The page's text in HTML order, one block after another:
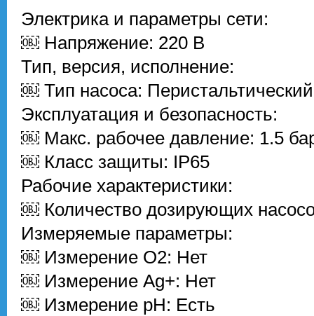
Электрика и параметры сети:
￼ Напряжение: 220 В
Тип, версия, исполнение:
￼ Тип насоса: Перистальтический
Эксплуатация и безопасность:
￼ Макс. рабочее давление: 1.5
￼ Класс защиты: IP65
Рабочие характеристики:
￼ Количество дозирующих
Измеряемые параметры:
￼ Измерение O2: Нет
￼ Измерение Ag+: Нет
￼ Измерение pH: Есть